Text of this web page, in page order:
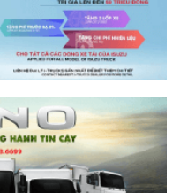
nào?
tải SRM T30 vs Suzuki Carry
chi tiết
>>